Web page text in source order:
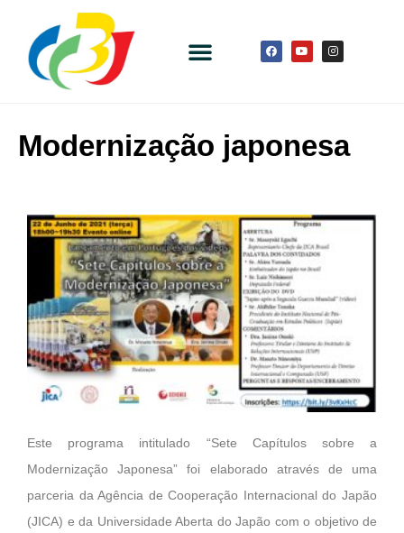
Modernização japonesa
Este programa intitulado “Sete Capítulos sobre a
Modernização Japonesa” foi elaborado através de uma
parceria da Agência de Cooperação Internacional do Japão
(JICA) e da Universidade Aberta do Japão com o objetivo de